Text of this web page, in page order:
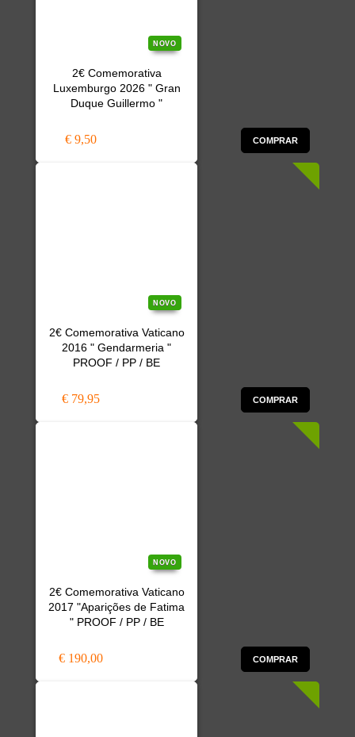
NOVO
2€ Comemorativa
Luxemburgo 2026 " Gran
Duque Guillermo "
€ 9,50 COMPRAR
NOVO
2€ Comemorativa Vaticano
2016 " Gendarmeria "
PROOF / PP / BE
€ 79,95 COMPRAR
NOVO
2€ Comemorativa Vaticano
2017 "Aparições de Fatima
" PROOF / PP / BE
€ 190,00 COMPRAR